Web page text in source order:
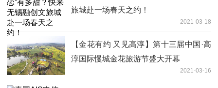
旅城赴一场春天之约！
2021-03-18
【金花有约 又见高淳】第十三届中国·高
淳国际慢城金花旅游节盛大开幕
2021-03-16